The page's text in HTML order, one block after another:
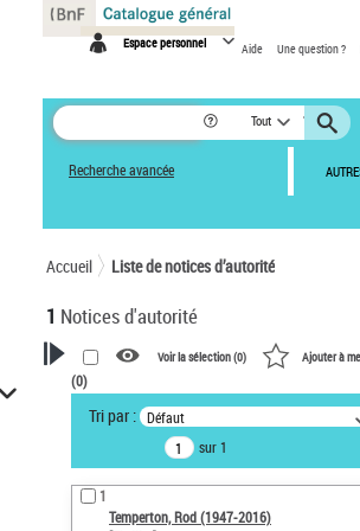
Espace personnel Aide Une question ?
Tout
Recherche avancée
Accueil Liste de notices d’autorité
1 Notices d'autorité
VOTRE RECHERCHE
Recherche avancée dans les
notices d’autorité
Œuvres liées à l'auteur :
Temperton, Rod (1947-2016)
Voir la sélection (0) Ajouter à
(0)
Tri par : Défaut
sur 1
1
Temperton, Rod (1947-2016)
Panneau de gestion des cookies